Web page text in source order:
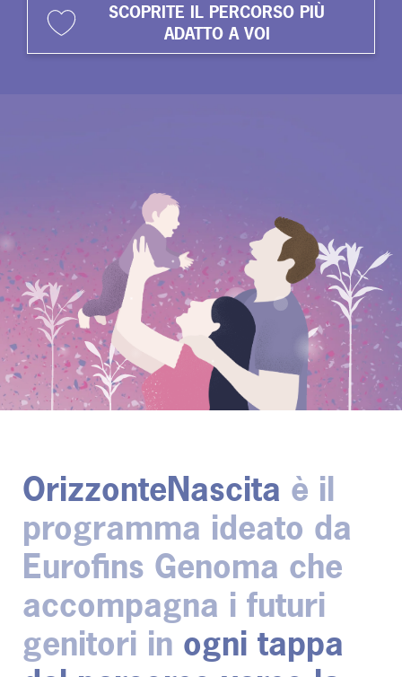
SCOPRITE IL PERCORSO PIÙ
ADATTO A VOI
OrizzonteNascita è il
programma ideato da
Eurofins Genoma che
accompagna i futuri
genitori in ogni tappa